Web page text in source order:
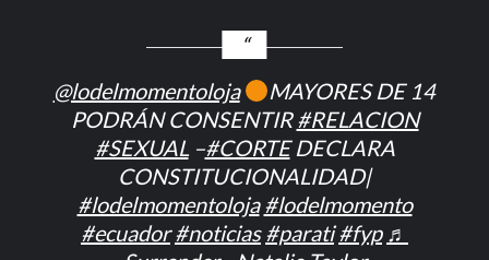
@lodelmomentoloja
MAYORES DE 14
PODRÁN CONSENTIR#RELACION
#SEXUAL–#CORTEDECLARA
CONSTITUCIONALIDAD|
#lodelmomentoloja #lodelmomento
#ecuador #noticias #parati #fyp ♬